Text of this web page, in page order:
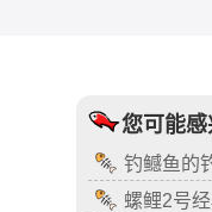
您可能
钓鳡鱼的
螺鲤2号